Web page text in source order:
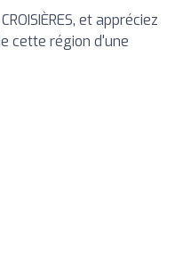
et appréciez
cette région d'une